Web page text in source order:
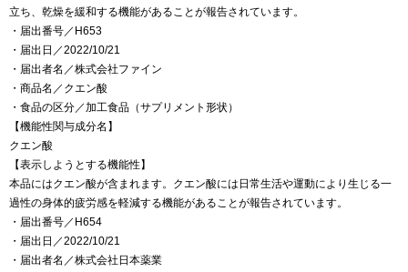
立ち、乾燥を緩和する機能があることが報告されています。
・届出番号／H653
・届出日／2022/10/21
・届出者名／株式会社ファイン
・商品名／クエン酸
・食品の区分／加工食品（サプリメント形状）
【機能性関与成分名】
クエン酸
【表示しようとする機能性】
本品にはクエン酸が含まれます。クエン酸には日常生活や運動により生じる一
過性の身体的疲労感を軽減する機能があることが報告されています。
・届出番号／H654
・届出日／2022/10/21
・届出者名／株式会社日本薬業